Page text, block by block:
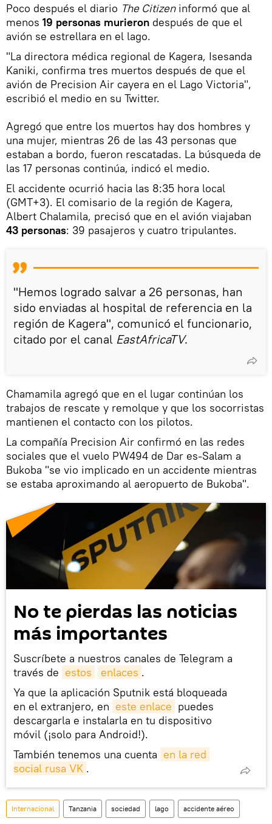
Poco después el diario The Citizeninformó que al
menos 19 personas murieron después de que el
avión se estrellara en el lago.
"La directora médica regional de Kagera, Isesanda
Kaniki, confirma tres muertos después de que el
avión de Precision Air cayera en el Lago Victoria",
escribió el medio en su Twitter.
Agregó que entre los muertos hay dos hombres y
una mujer, mientras 26 de las 43 personas que
estaban a bordo, fueron rescatadas. La búsqueda de
las 17 personas continúa, indicó el medio.
El accidente ocurrió hacia las 8:35 hora local
(GMT+3). El comisario de la región de Kagera,
Albert Chalamila, precisó que en el avión viajaban
43 personas: 39 pasajeros y cuatro tripulantes.
"Hemos logrado salvar a 26 personas, han
sido enviadas al hospital de referencia en la
región de Kagera'', comunicó el funcionario,
citado por el canal EastAfricaTV.
Chamamila agregó que en el lugar continúan los
trabajos de rescate y remolque y que los socorristas
mantienen el contacto con los pilotos.
La compañía Precision Air confirmó en las redes
sociales que el vuelo PW494 de Dar es-Salam a
Bukoba "se vio implicado en un accidente mientras
se estaba aproximando al aeropuerto de Bukoba".
No te pierdas las noticias
más importantes
Suscríbete a nuestros canales de Telegram a
través de estos enlaces .
Ya que la aplicación Sputnik está bloqueada
en el extranjero, en este enlace puedes
descargarla e instalarla en tu dispositivo
móvil (¡solo para Android!).
También tenemos una cuenta en la red
social rusa VK .
Internacional Tanzania sociedad lago accidente aéreo